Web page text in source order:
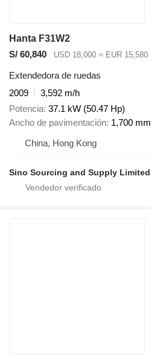
Hanta F31W2
S/ 60,840
USD 18,000 ≈ EUR 15,580
Extendedora de ruedas
2009
3,592 m/h
Potencia 37.1 kW (50.47 Hp)
Ancho de pavimentación 1,700 mm
China, Hong Kong
Sino Sourcing and Supply Limited